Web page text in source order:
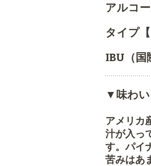
アルコ
タイプ【
IBU（国
▼味わい
アメリカ
汁が入っ
す。パイ
苦みはあ